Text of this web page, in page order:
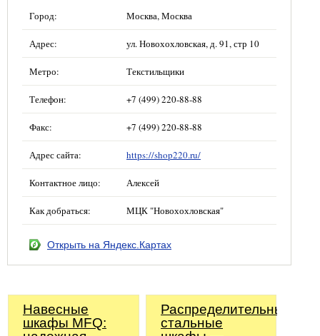
Город: Москва, Москва
Адрес: ул. Новохохловская, д. 91, стр 10
Метро: Текстильщики
Телефон: +7 (499) 220-88-88
Факс: +7 (499) 220-88-88
Адрес сайта: https://shop220.ru/
Контактное лицо: Алексей
Как добраться: МЦК "Новохохловская"
Открыть на Яндекс.Картах
Навесные
шкафы MFQ:
Распределительные
стальные